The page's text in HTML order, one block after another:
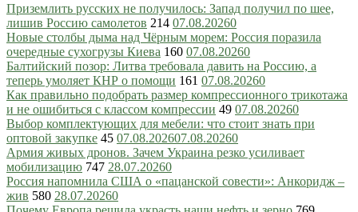
Приземлить русских не получилось: Запад получил по шее,
лишив Россию самолетов 214 07.08.20260
Новые столбы дыма над Чёрным морем: Россия поразила
очередные сухогрузы Киева 160 07.08.20260
Балтийский позор: Литва требовала давить на Россию, а
теперь умоляет КНР о помощи 161 07.08.20260
Как правильно подобрать размер компрессионного трикотажа
и не ошибиться с классом компрессии 49 07.08.20260
Выбор комплектующих для мебели: что стоит знать при
оптовой закупке 45 07.08.202607.08.20260
Армия живых дронов. Зачем Украина резко усиливает
мобилизацию 747 28.07.20260
Россия напомнила США о «пацанской совести»: Анкоридж –
жив 580 28.07.20260